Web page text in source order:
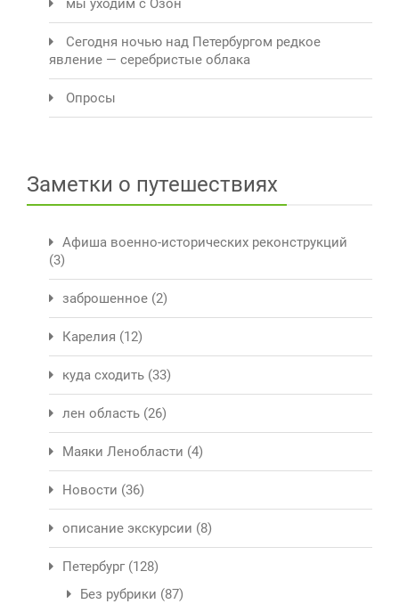
мы уходим с Озон
Сегодня ночью над Петербургом редкое
явление — серебристые облака
Опросы
Заметки о путешествиях
Афиша военно-исторических реконструкций
(3)
заброшенное (2)
Карелия (12)
куда сходить (33)
лен область (26)
Маяки Ленобласти (4)
Новости (36)
описание экскурсии (8)
Петербург (128)
Без рубрики (87)